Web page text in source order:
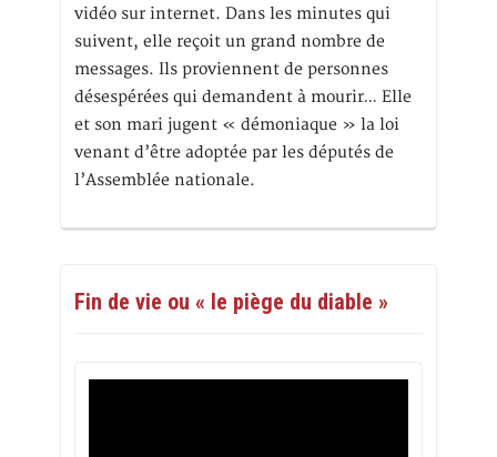
vidéo sur internet. Dans les minutes qui
suivent, elle reçoit un grand nombre de
messages. Ils proviennent de personnes
désespérées qui demandent à mourir… Elle
et son mari jugent « démoniaque » la loi
venant d’être adoptée par les députés de
l’Assemblée nationale.
Fin de vie ou « le piège du diable »